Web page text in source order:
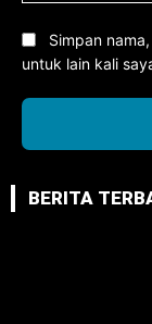
Simpan
untuk lain kali
BERITA